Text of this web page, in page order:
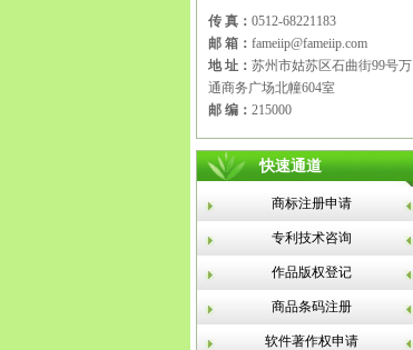
传 真： 0512-68221183
邮 箱： fameiip@fameiip.com
地 址： 苏州市姑苏区石曲街99号万
通商务广场北幢604室
邮 编： 215000
快速通道
商标注册申请
专利技术咨询
作品版权登记
商品条码注册
软件著作权申请